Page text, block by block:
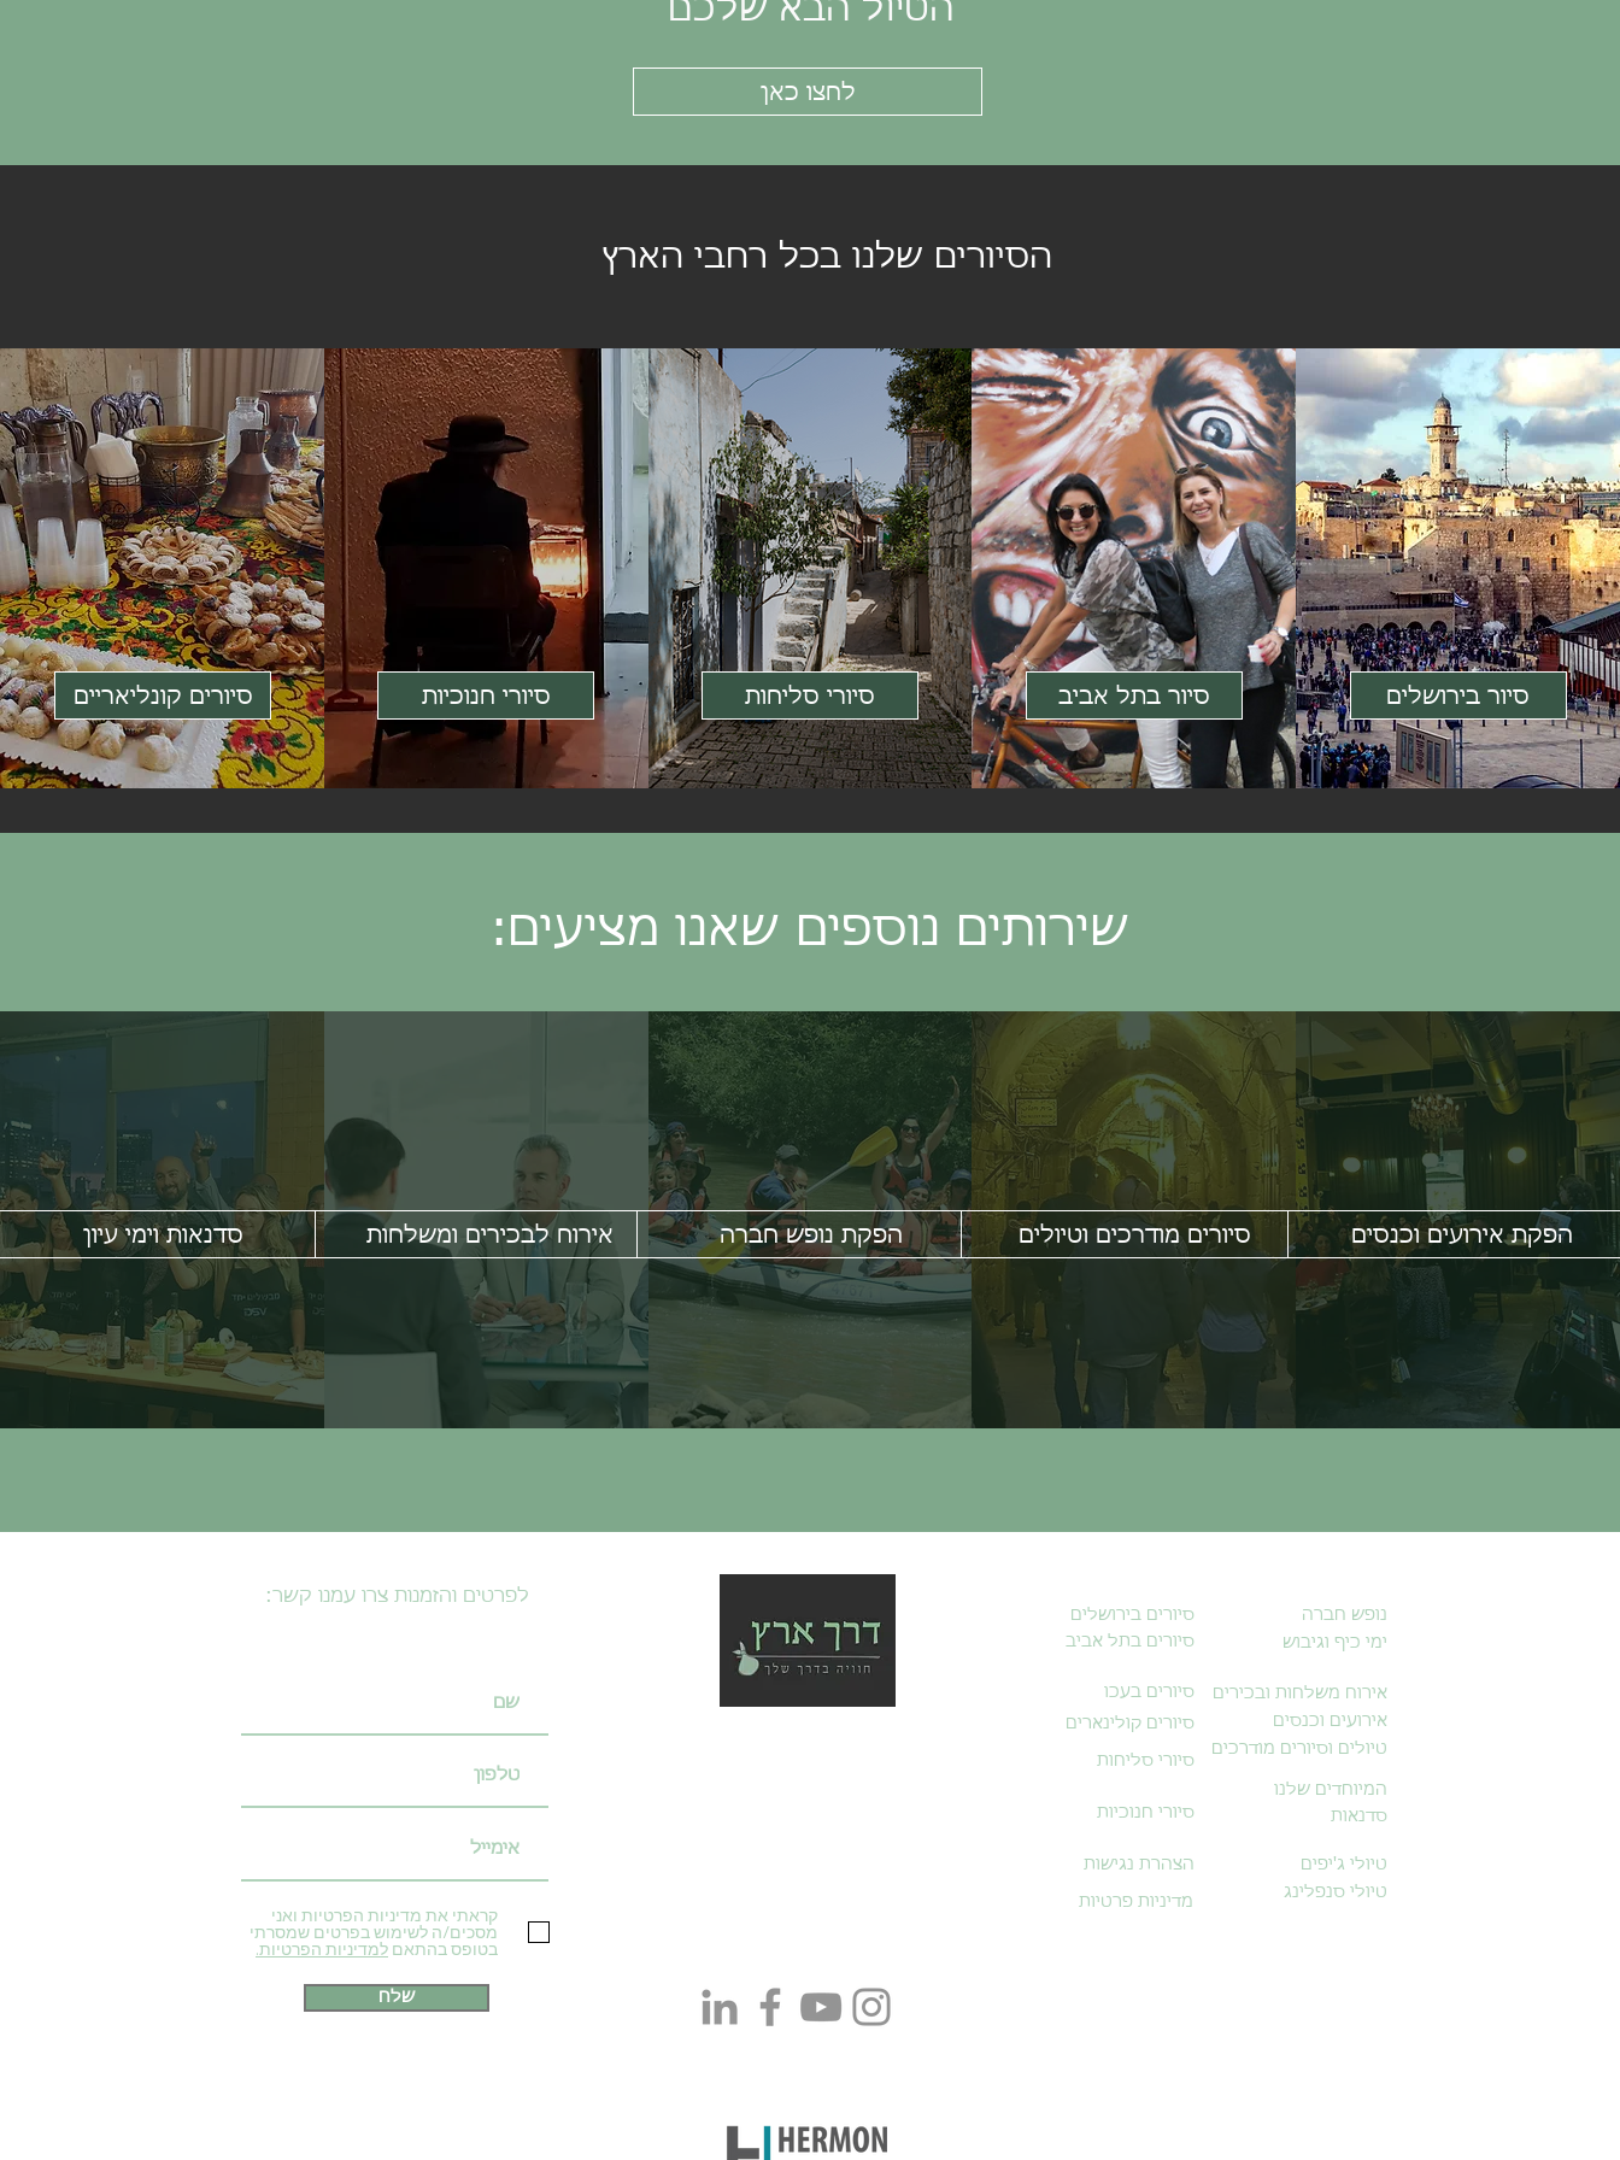
הטיול הבא שלכם
לחצו כאן
הסיורים שלנו בכל רחבי הארץ
שירותים נוספים שאנו מציעים:
סדנאות וימי עיון אירוח לבכירים ומשלחות הפקת נופש חברה סיורים מודרכים וטיולים הפקת אירועים וכנסים
סיורים קונליאריים סיורי חנוכיות סיורי סליחות סיור בתל אביב סיור בירושלים
לפרטים והזמנות צרו עמנו קשר:
קראתי את מדיניות הפרטיות ואני
מסכים/ה לשימוש בפרטים שמסרתי
בטופס בהתאם למדיניות הפרטיות.
שלח
סיורים בירושלים
סיורים בתל אביב
נופש חברה
ימי כיף וגיבוש
סיורים בעכו אירוח משלחות ובכירים
סיורים קולינארים
סיורי סליחות
אירועים וכנסים
טיולים וסיורים מודרכים
סיורי חנוכיות
המיוחדים שלנו
סדנאות
הצהרת נגישות טיולי ג'יפים
מדיניות פרטיות
טיולי סנפלינג